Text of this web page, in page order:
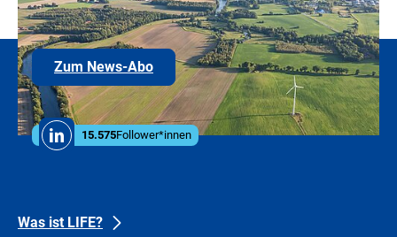
Zum News-AboHier
können
Sie
sich
in
den
E-
Social
MediaLinkedin
15.575Follower*innen
Footer
Was ist LIFE?
Footer